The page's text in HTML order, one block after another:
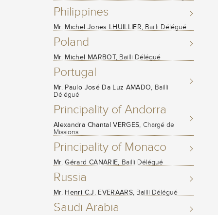
Philippines
Mr. Michel Jones LHUILLIER, Bailli Délégué
Poland
Mr. Michel MARBOT, Bailli Délégué
Portugal
Mr. Paulo José Da Luz AMADO, Bailli
Délégué
Principality of Andorra
Alexandra Chantal VERGES, Chargé de
Missions
Principality of Monaco
Mr. Gérard CANARIE, Bailli Délégué
Russia
Mr. Henri C.J. EVERAARS, Bailli Délégué
Saudi Arabia